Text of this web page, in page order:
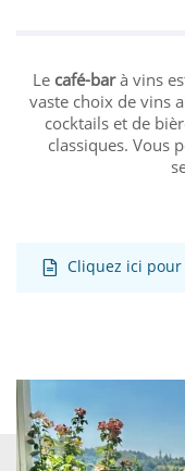
Le café-barà vins
vaste choix de vins
cocktails et de
classiques. Vous
Cliquez ici